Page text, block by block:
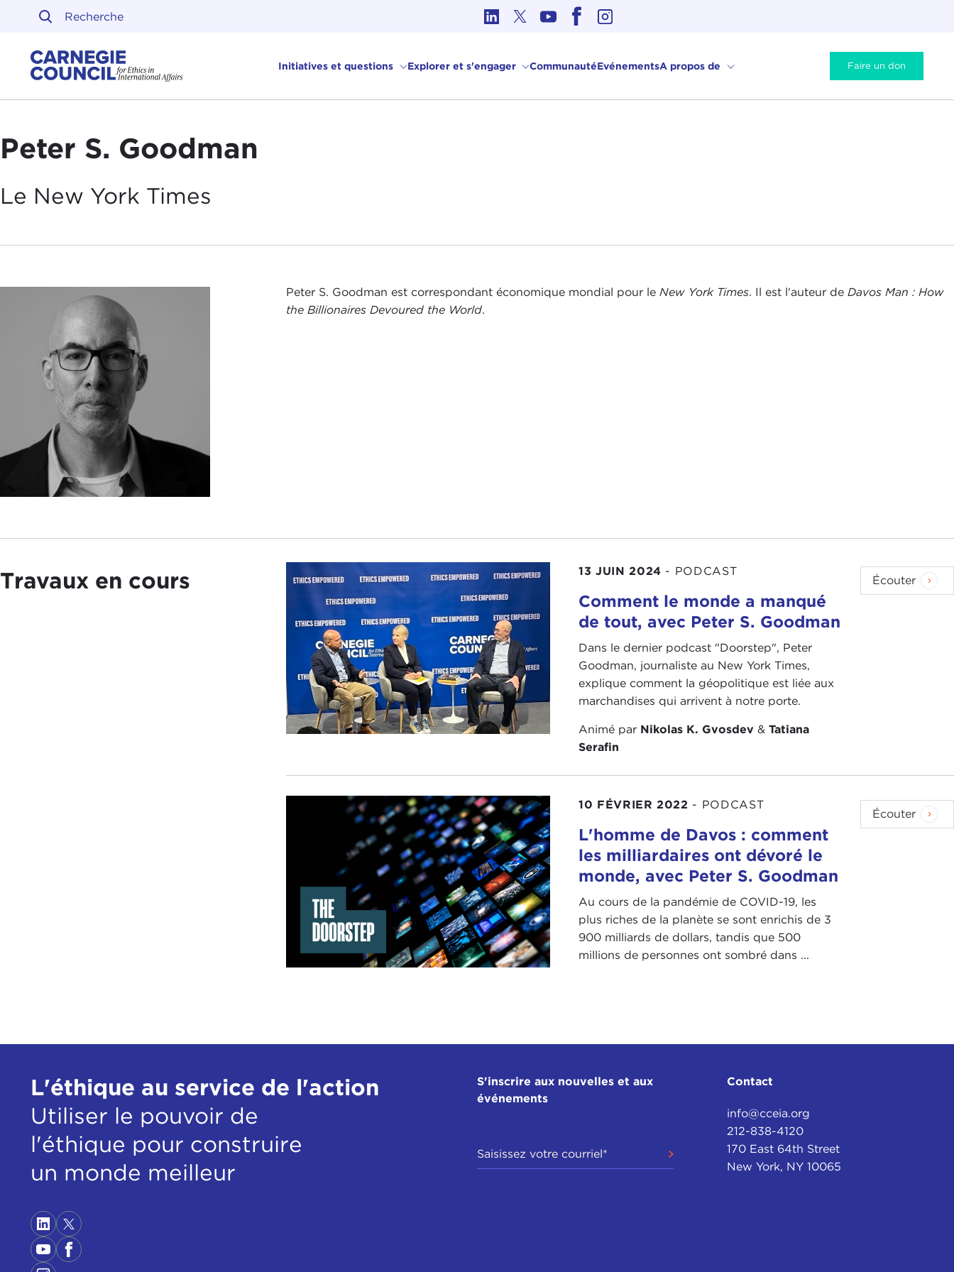
Skip to content
Initiatives et questions Explorer et s'engager CommunautéEvénementsA propos de Faire un don
Peter S. Goodman
Le New York Times
Peter S. Goodman est correspondant économique mondial pour leNew York Times. Il est l'auteur deDavos Man : How
the Billionaires Devoured the World.
Travaux en cours 13 JUIN 2024 - PODCAST
Comment le monde a manqué
de tout, avec Peter S. Goodman
Dans le dernier podcast "Doorstep", Peter
Goodman, journaliste au New York Times,
explique comment la géopolitique est liée aux
marchandises qui arrivent à notre porte.
Animé par Nikolas K. Gvosdev &Tatiana
Serafin
Écouter
10 FÉVRIER 2022 - PODCAST
L'homme de Davos : comment
les milliardaires ont dévoré le
monde, avec Peter S. Goodman
Au cours de la pandémie de COVID-19, les
plus riches de la planète se sont enrichis de 3
900 milliards de dollars, tandis que 500
millions de personnes ont sombré dans ...
Écouter
L'éthique au service de l'action
Utiliser le pouvoir de
l'éthique pour construire
un monde meilleur
S'inscrire aux nouvelles et aux
événements
Contact
info@cceia.org
212-838-4120
170 East 64th Street
New York, NY 10065